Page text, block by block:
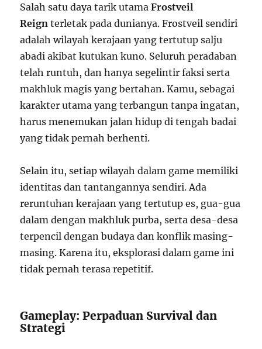
Salah satu daya tarik utamaFrostveil
Reign terletak pada dunianya. Frostveil sendiri
adalah wilayah kerajaan yang tertutup salju
abadi akibat kutukan kuno. Seluruh peradaban
telah runtuh, dan hanya segelintir faksi serta
makhluk magis yang bertahan. Kamu, sebagai
karakter utama yang terbangun tanpa ingatan,
harus menemukan jalan hidup di tengah badai
yang tidak pernah berhenti.
Selain itu, setiap wilayah dalam game memiliki
identitas dan tantangannya sendiri. Ada
reruntuhan kerajaan yang tertutup es, gua-gua
dalam dengan makhluk purba, serta desa-desa
terpencil dengan budaya dan konflik masing-
masing. Karena itu, eksplorasi dalam game ini
tidak pernah terasa repetitif.
Gameplay: Perpaduan Survival dan
Strategi